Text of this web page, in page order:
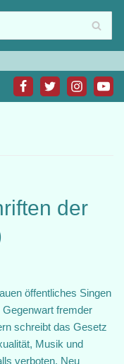
der
öffentliches Singen
fremder
schreibt das Gesetz
Musik und
verboten. Neu